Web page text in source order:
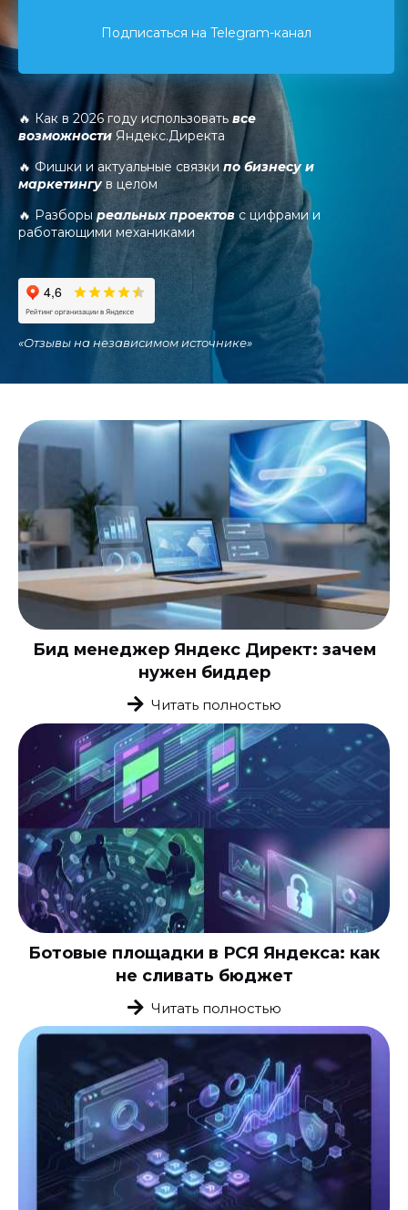
Подписаться на Telegram-канал
🔥 Как в 2026 году использовать все
возможности Яндекс.Директа
🔥 Фишки и актуальные связки по бизнесу и
маркетингув целом
🔥 Разборы реальных проектов с цифрами и
работающими механиками
«Отзывы на независимом источнике»
Бид менеджер Яндекс Директ: зачем
нужен биддер
Читать полностью
Ботовые площадки в РСЯ Яндекса: как
не сливать бюджет
Читать полностью